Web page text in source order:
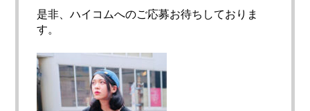
是非、ハイコムへのご応募お待ちしておりま
す。